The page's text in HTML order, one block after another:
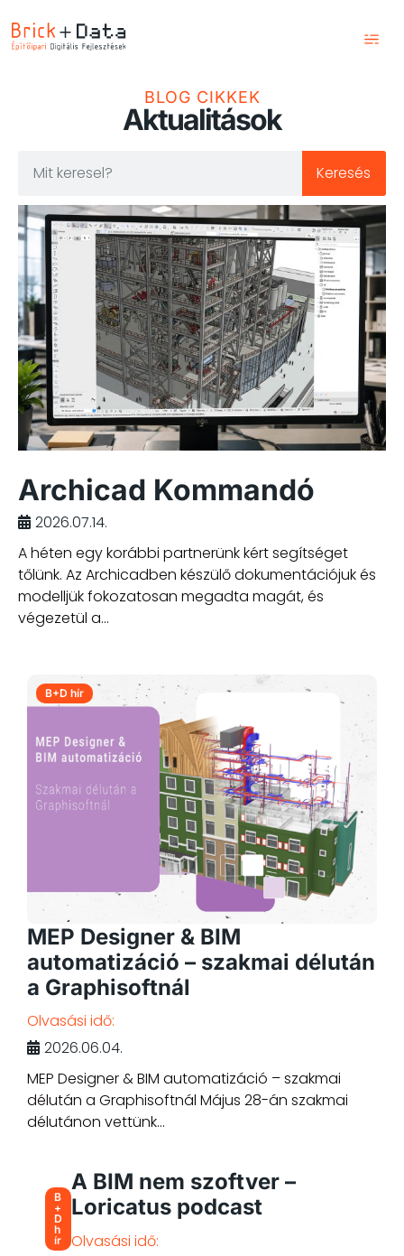
Szolgáltatások
Csapatunk
Kapcsolat
BLOG CIKKEK
Aktualitások
Archicad Kommandó
2026.07.14.
A héten egy korábbi partnerünk kért segítséget
tőlünk. Az Archicadben készülő dokumentációjuk és
modelljük fokozatosan megadta magát, és
végezetül a...
B+D hír
MEP Designer & BIM
automatizáció – szakmai délután
a Graphisoftnál
Olvasási idő:
2026.06.04.
MEP Designer & BIM automatizáció – szakmai
délután a Graphisoftnál Május 28-án szakmai
délutánon vettünk...
B
+
D
h
ír
A BIM nem szoftver –
Loricatus podcast
Olvasási idő:
Keresés